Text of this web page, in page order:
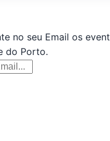
no seu Email os
do Porto.